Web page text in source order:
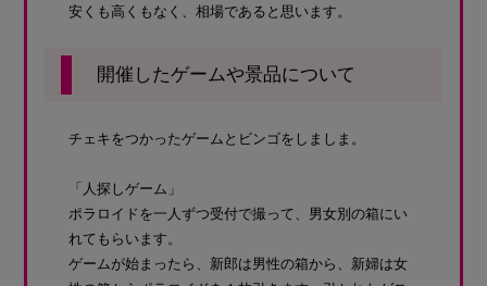
安くも高くもなく、相場であると思います。
開催したゲームや景品について
チェキをつかったゲームとビンゴをしましま。
「人探しゲーム」
ポラロイドを一人ずつ受付で撮って、男女別の箱にい
れてもらいます。
ゲームが始まったら、新郎は男性の箱から、新婦は女